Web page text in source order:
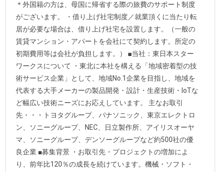
＊外国籍の方は、母国に帰省する際の旅費のサポート制度
がございます。 ・借り上げ社宅制度／就業頂くに当たり転
居が必要な場合は、借り上げ社宅を設置します。（一般の
賃貸マンション・アパートを会社にて契約します。所定の
初期費用等は会社が負担します。） ■当社：東日本スター
ワークスについて ・東北に本社を構える「地域密着型の技
術サービス企業」として、地域No.1企業を目指し、地域を
代表する大手メーカーの製品開発・設計・生産技術・IoTな
ど幅広い技術ニーズにお応えしています。 主なお取引
先・・・トヨタグループ、パナソニック、東京エレクトロ
ン、ソニーグループ、NEC、日立製作所、アイリスオーヤ
マ、ソニーグループ、デンソーグループなど約500社の優
良企業 ■募集背景 ・お取引先・プロジェクトの増加によ
り、前年比120％の成長を続けています。機械・ソフト・